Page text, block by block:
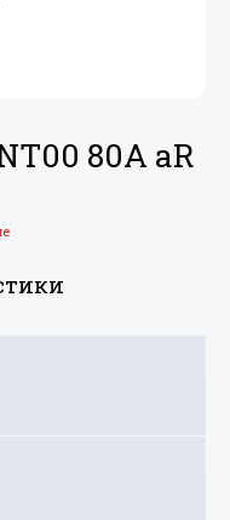
80A aR